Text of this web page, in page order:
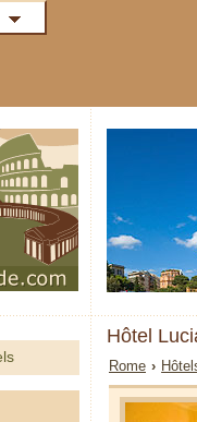
Hôtel
Rome ›